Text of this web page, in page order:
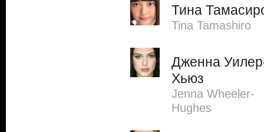
Тина
Tina Tamashiro
Дженна
Хьюз
Jenna Wheeler-
Hughes